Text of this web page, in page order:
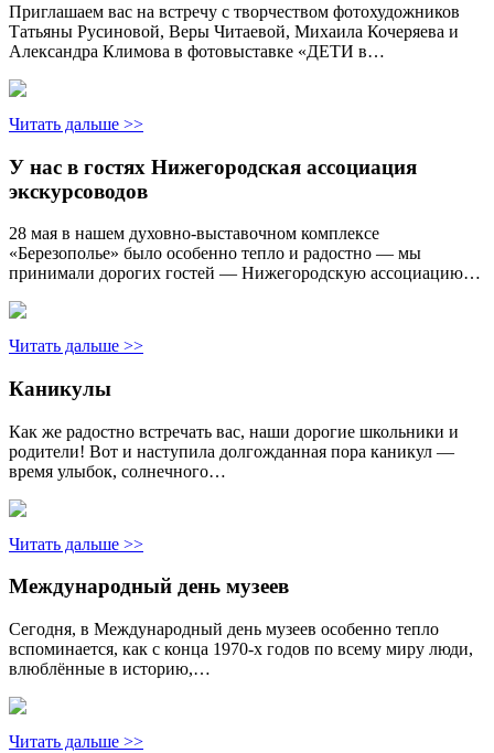
Приглашаем вас на встречу с творчеством фотохудожников
Татьяны Русиновой, Веры Читаевой, Михаила Кочеряева и
Александра Климова в фотовыставке «ДЕТИ в…
Читать дальше >>
У нас в гостях Нижегородская ассоциация
экскурсоводов
28 мая в нашем духовно-выставочном комплексе
«Березополье» было особенно тепло и радостно — мы
принимали дорогих гостей — Нижегородскую ассоциацию…
Читать дальше >>
Каникулы
Как же радостно встречать вас, наши дорогие школьники и
родители! Вот и наступила долгожданная пора каникул —
время улыбок, солнечного…
Читать дальше >>
Международный день музеев
Сегодня, в Международный день музеев особенно тепло
вспоминается, как с конца 1970-х годов по всему миру люди,
влюблённые в историю,…
Читать дальше >>